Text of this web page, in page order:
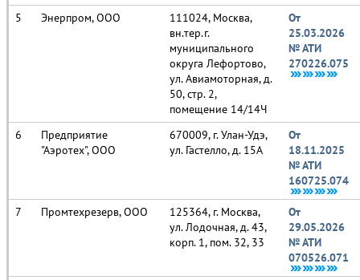
Энерпром, ООО
111024, Москва,
вн.тер.г.
муниципального
округа Лефортово,
ул. Авиамоторная, д.
50, стр. 2,
помещение 14/14Ч
От
25.03.2026
№ АТИ
270226.075
Предприятие
"Аэротех", ООО
670009, г. Улан-Удэ,
ул. Гастелло, д. 15А
От
18.11.2025
№ АТИ
160725.074
Промтехрезерв, ООО
125364, г. Москва,
ул. Лодочная, д. 43,
корп. 1, пом. 32, 33
От
29.05.2026
№ АТИ
070526.071